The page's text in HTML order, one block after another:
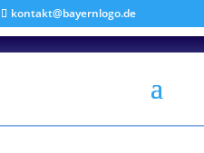
kontakt@bayernlogo.de